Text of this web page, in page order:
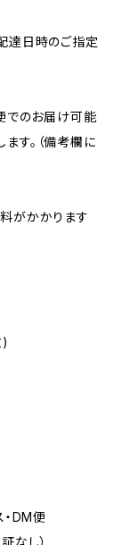
達日時のご指定
のお届け可能
す。（備考欄に
がかかります
)
・DM便
なし）